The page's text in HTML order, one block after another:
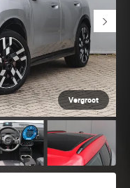
Vergroot